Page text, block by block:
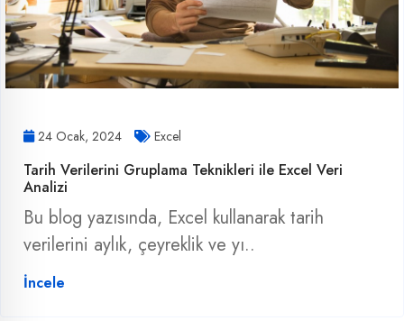
24 Ocak, 2024 Excel
Tarih Verilerini Gruplama Teknikleri ile Excel Veri
Analizi
Bu blog yazısında, Excel kullanarak tarih
verilerini aylık, çeyreklik ve yı..
İncele